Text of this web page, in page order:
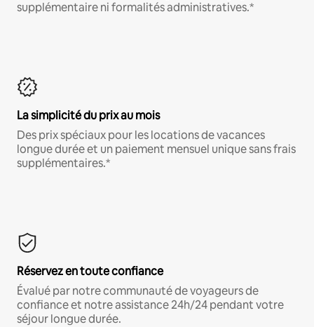
supplémentaire ni formalités administratives.*
La simplicité du prix au mois
Des prix spéciaux pour les locations de vacances
longue durée et un paiement mensuel unique sans frais
supplémentaires.*
Réservez en toute confiance
Évalué par notre communauté de voyageurs de
confiance et notre assistance 24h/24 pendant votre
séjour longue durée.